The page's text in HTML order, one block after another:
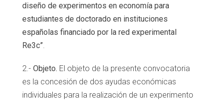
diseño de experimentos en economía para
estudiantes de doctorado en instituciones
españolas financiado por la red experimental
Re3c”
2.- Objeto. El objeto de la presente convocatoria
es la concesión de dos ayudas económicas
individuales para la realización de un experimento